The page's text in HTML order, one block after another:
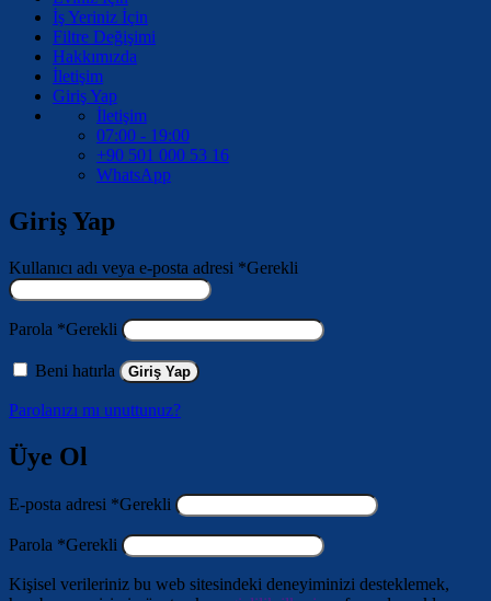
İş Yeriniz İçin
Filtre Değişimi
Hakkımızda
İletişim
Giriş Yap
İletişim
07:00 - 19:00
+90 501 000 53 16
WhatsApp
Giriş Yap
Kullanıcı adı veya e-posta adresi *Gerekli
Parola *Gerekli
Beni hatırla Giriş Yap
Parolanızı mı unuttunuz?
Üye Ol
E-posta adresi *Gerekli
Parola *Gerekli
Kişisel verileriniz bu web sitesindeki deneyiminizi desteklemek,